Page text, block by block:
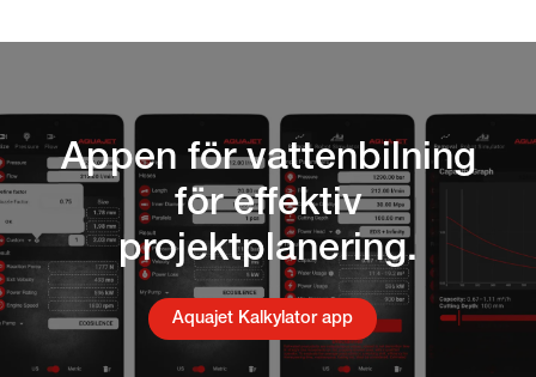
Appen för vattenbilning
för effektiv
projektplanering.
Aquajet Kalkylator app